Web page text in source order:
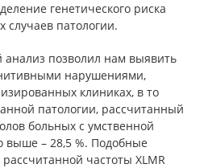
генетического риска
случаев патологии.
анализ позволил нам выявить
нарушениями,
клиниках, в то
патологии, рассчитанный
больных с умственной
выше – 28,5 %. Подобные
частоты XLMR